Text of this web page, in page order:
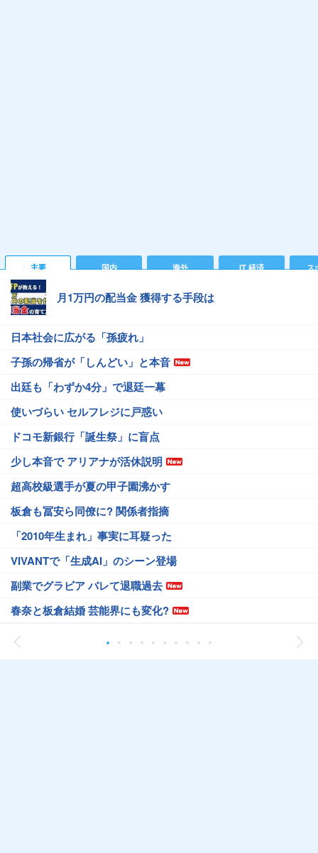
主要 国内 海外 IT 経済 ス
月1万円の配当金 獲得する手段は
日本社会に広がる「孫疲れ」
子孫の帰省が「しんどい」と本音
出廷も「わずか4分」で退廷一幕
使いづらい セルフレジに戸惑い
ドコモ新銀行「誕生祭」に盲点
少し本音で アリアナが活休説明
超高校級選手が夏の甲子園沸かす
板倉も冨安ら同僚に? 関係者指摘
「2010年生まれ」事実に耳疑った
VIVANTで「生成AI」のシーン登場
副業でグラビア バレて退職過去
春奈と板倉結婚 芸能界にも変化?